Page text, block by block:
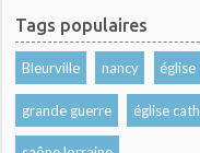
Tags populaires
Bleurville nancy église
grande guerre église